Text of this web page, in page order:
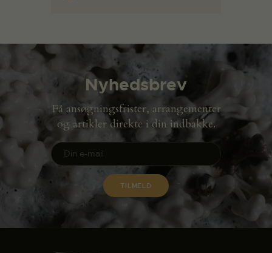
Nyhedsbrev
Få ansøgningsfrister, arrangementer
og artikler direkte i din indbakke.